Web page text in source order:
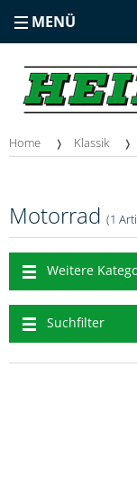
MENÜ
Home Klassik
Motorrad (1
Weitere
Suchfilter